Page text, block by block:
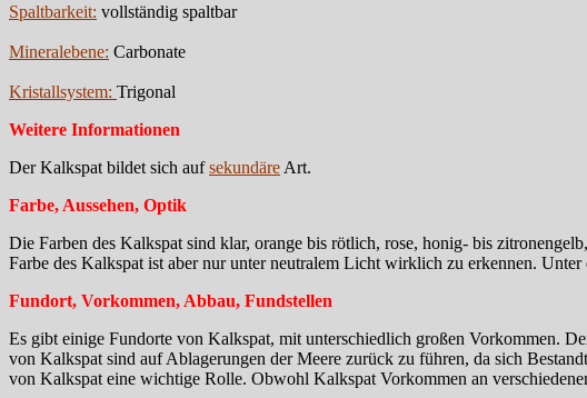
Spaltbarkeit: vollständig spaltbar
Mineralebene: Carbonate
Kristallsystem: Trigonal
Weitere Informationen
Der Kalkspat bildet sich aufsekundäre Art.
Farbe, Aussehen, Optik
Die Farben des Kalkspat sind klar, orange bis rötlich, rose, honig- bis
Farbe des Kalkspat ist aber nur unter neutralem Licht wirklich zu erkennen.
Fundort, Vorkommen, Abbau, Fundstellen
Es gibt einige Fundorte von Kalkspat, mit unterschiedlich großen Vorkommen.
von Kalkspat sind auf Ablagerungen der Meere zurück zu führen, da sich
von Kalkspat eine wichtige Rolle. Obwohl Kalkspat Vorkommen an